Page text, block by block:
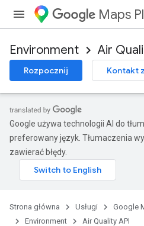
Maps
Environment Air
Rozpocznij Kontakt
Google używa technologii AI do
preferowany język. Tłumaczenia
zawierać błędy.
Strona główna Usługi Google
Environment
Air Quality API